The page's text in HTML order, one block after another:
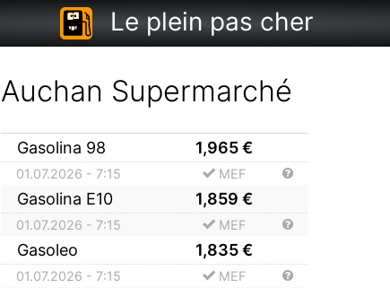
Le plein pas cher
Auchan Supermarché
Gasolina 98 1,965€
01.07.2026 - 7:15 MEF
Gasolina E10 1,859 €
01.07.2026 - 7:15 MEF
Gasoleo 1,835€
01.07.2026 - 7:15 MEF